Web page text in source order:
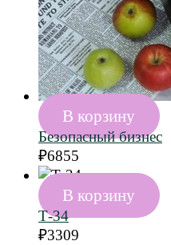
В корзину
Безопасный бизнес
₽6855
В корзину
Т-34
₽3309